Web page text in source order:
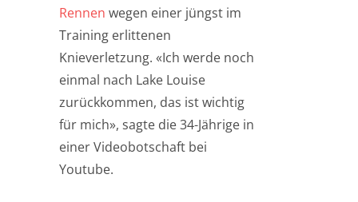
Rennen wegen einer jüngst im
Training erlittenen
Knieverletzung. «Ich werde noch
einmal nach Lake Louise
zurückkommen, das ist wichtig
für mich», sagte die 34-Jährige in
einer Videobotschaft bei
Youtube.